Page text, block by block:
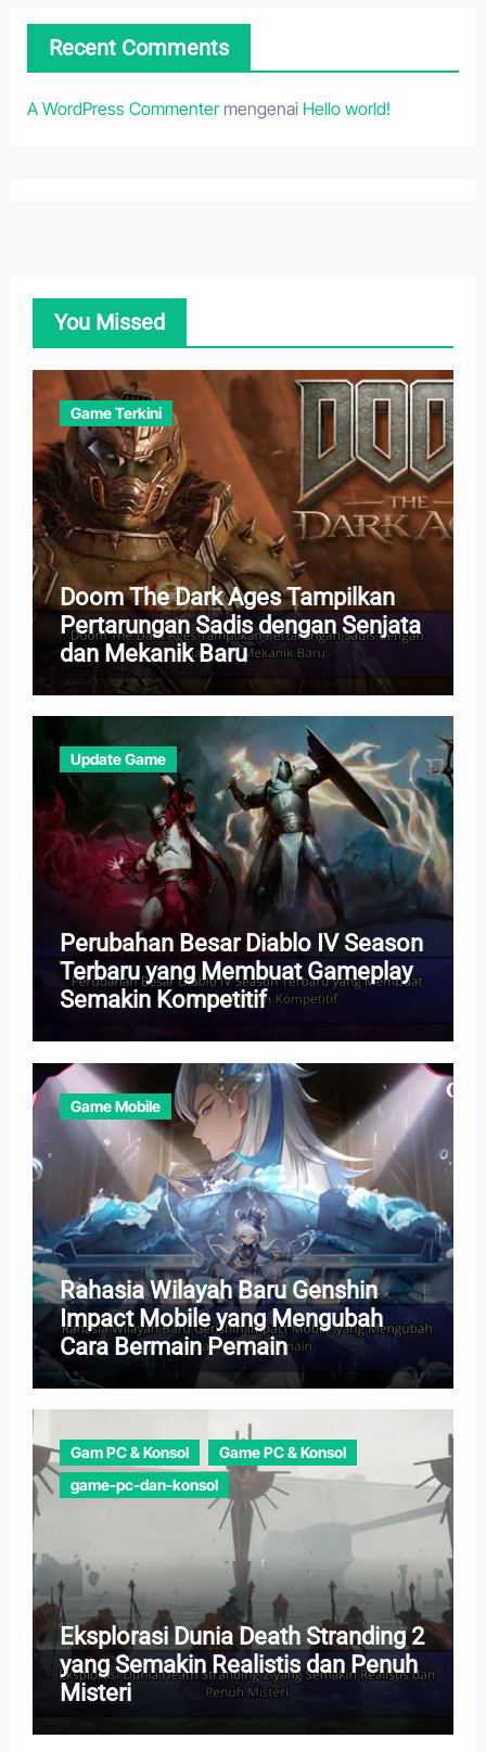
Recent Comments
A WordPress Commentermengenai Hello world!
You Missed
Game Terkini
Doom The Dark Ages Tampilkan
Pertarungan Sadis dengan Senjata
dan Mekanik Baru
Update Game
Perubahan Besar Diablo IV Season
Terbaru yang Membuat Gameplay
Semakin Kompetitif
Game Mobile
Rahasia Wilayah Baru Genshin
Impact Mobile yang Mengubah
Cara Bermain Pemain
Gam PC & Konsol
Game PC & Konsol
game-pc-dan-konsol
Eksplorasi Dunia Death Stranding 2
yang Semakin Realistis dan Penuh
Misteri